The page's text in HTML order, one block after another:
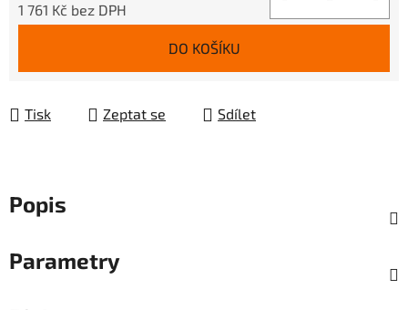
1 761 Kč bez DPH
DO KOŠÍKU
Tisk Zeptat se Sdílet
Popis
Parametry